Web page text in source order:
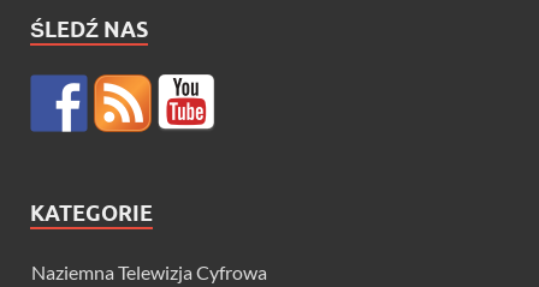
ŚLEDŹ NAS
KATEGORIE
Naziemna Telewizja Cyfrowa